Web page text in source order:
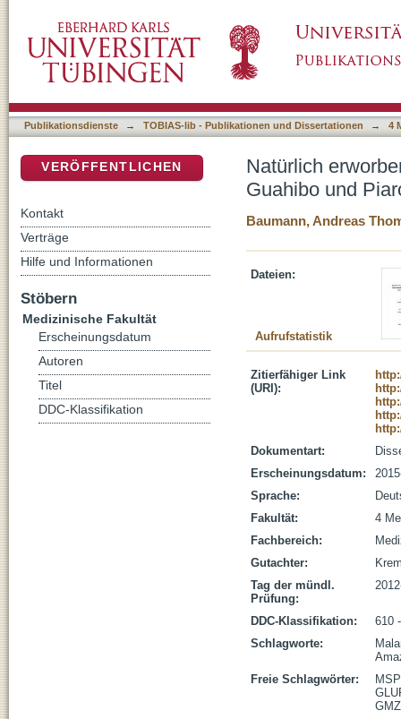
venezolanischen Amazonas
Publikationsdienste → TOBIAS-lib - Publikationen und Dissertationen → 4
Natürlich
Guahibo und
Baumann, Andreas
Dateien:
Aufrufstatistik
Zitierfähiger Link
(URI):
Dokumentart:
Erscheinungsdatum:
Sprache:
Fakultät:
4
Fachbereich:
Gutachter:
Tag der mündl.
Prüfung:
DDC-Klassifikation:
610
Schlagworte:
Freie Schlagwörter:
VERÖFFENTLICHEN
Kontakt
Verträge
Hilfe und Informationen
Stöbern
Medizinische Fakultät
Erscheinungsdatum
Autoren
Titel
DDC-Klassifikation